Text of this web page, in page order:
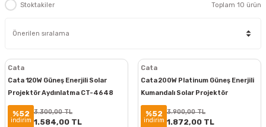
Stoktakiler Toplam 10 ürün
Cata
Cata 120W Güneş Enerjili Solar
Projektör Aydınlatma CT-4648
%52
indirim
3.300,00 TL
1.584,00 TL
Cata
Cata 200W Platinum Güneş Enerjili
Kumandalı Solar Projektör
Aydınlatma CT-4649
%52
indirim
3.900,00 TL
1.872,00 TL